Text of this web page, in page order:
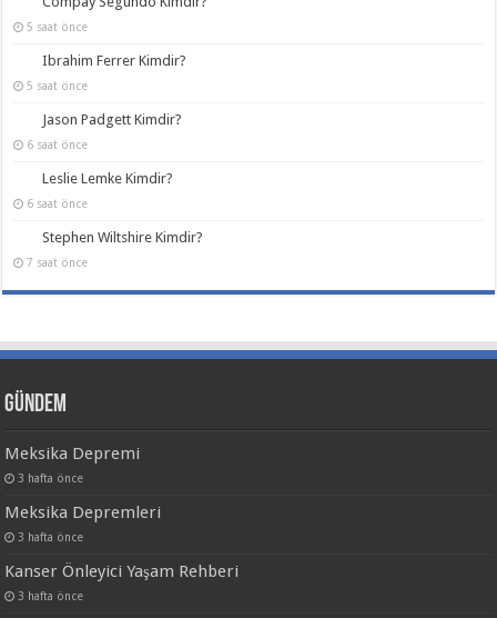
5 saat önce
Ibrahim Ferrer Kimdir?
5 saat önce
Jason Padgett Kimdir?
6 saat önce
Leslie Lemke Kimdir?
6 saat önce
Stephen Wiltshire Kimdir?
7 saat önce
Gündem
Meksika Depremi
3 hafta önce
Meksika Depremleri
3 hafta önce
Kanser Önleyici Yaşam Rehberi
3 hafta önce